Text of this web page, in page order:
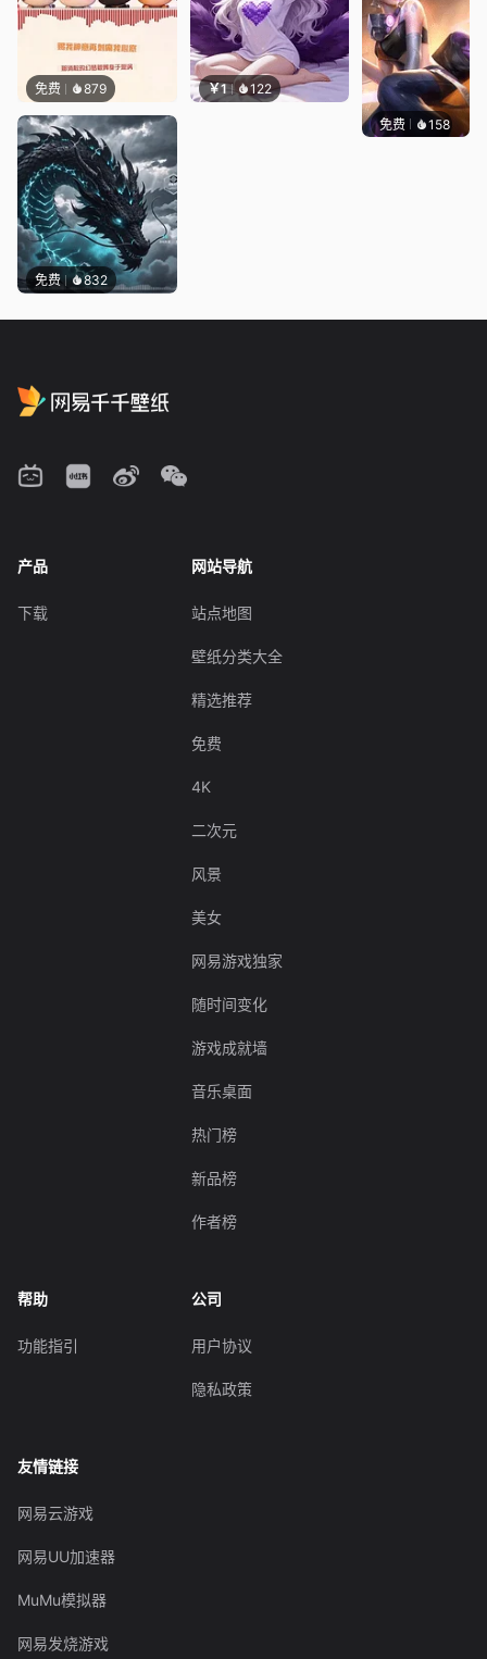
免费 879 ￥1 122
免费 832
免费 158Asuki
产品
下载
网站导航
站点地图
壁纸分类大全
精选推荐
免费
4K
二次元
风景
美女
网易游戏独家
随时间变化
游戏成就墙
音乐桌面
热门榜
新品榜
作者榜
帮助
功能指引
公司
用户协议
隐私政策
友情链接
网易云游戏
网易UU加速器
MuMu模拟器
网易发烧游戏